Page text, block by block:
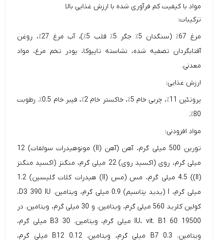
مواد با کیفیت کم فرآوری شده با ارزش غذایی بالا
ترکیبات:
مرغ 67٪ (سنگدان 5٪ جگر 5٪ قلب 5٪)، آب مرغ 27٪، روغن
آفتابگردان تصفیه شده، نشاسته تاپیوکا، پودر تخم مرغ، مواد
معدنی.
ارزش غذایی:
پروتئین 11٪، چربی خام 5٪، خاکستر خام 2٪، فیبر خام 0.5٪. رطوبت
80٪.
مواد افزودنی:
تورین 500 میلی گرم، آهن (آهن (II) مونوهیدرات سولفات) 12
میلی گرم، روی (اکسید روی) 22 میلی گرم، منگنز (اکسید منگنز
(II)) 4.5 میلی گرم، مس (مس (II) هیدرات کلات گلیسین) 1.2
میلی گرم، I (یدید پتاسیم) 0.9 میلی گرم، ویتامین. D3 390 IU،
کولین کلرید 560 میلی گرم، ویتامین. و 30 میلی گرم، ویتامین. در
19500 IU، vit. B1 60 میلی گرم، ویتامین. B3 30 میلی گرم،
ویتامین. B7 0.3 میلی گرم، ویتامین. B12 0.12 میلی گرم،